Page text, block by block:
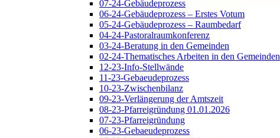
07-24-Gebäudeprozess
06-24-Gebäudeprozess – Erstes Votum
05-24-Gebäudeprozess – Raumbedarf
04-24-Pastoralraumkonferenz
03-24-Beratung in den Gemeinden
02-24-Thematisches Arbeiten in den Gemeinden
12-23-Info-Stellwände
11-23-Gebaeudeprozess
10-23-Zwischenbilanz
09-23-Verlängerung der Amtszeit
08-23-Pfarreigründung 01.01.2026
07-23-Pfarreigründung
06-23-Gebaeudeprozess